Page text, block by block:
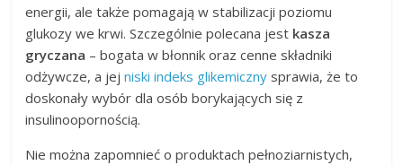
energii, ale także pomagają w stabilizacji poziomu
glukozy we krwi. Szczególnie polecana jest kasza
gryczana – bogata w błonnik oraz cenne składniki
odżywcze, a jejniski indeks glikemiczny sprawia, że to
doskonały wybór dla osób borykających się z
insulinoopornością.
Nie można zapomnieć o produktach pełnoziarnistych,